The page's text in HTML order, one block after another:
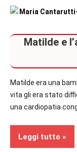
piano
Recensioni
Matilde e
Matilde era una
vita gli era stato
una cardiopatia
Leggi tutto